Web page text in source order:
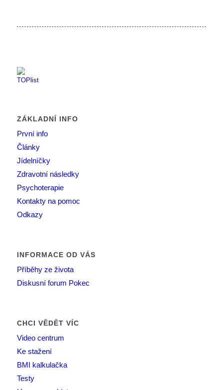
ZÁKLADNÍ INFO
První info
Články
Jídelníčky
Zdravotní následky
Psychoterapie
Kontakty na pomoc
Odkazy
INFORMACE OD VÁS
Příběhy ze života
Diskusní forum Pokec
CHCI VĚDĚT VÍC
Video centrum
Ke stažení
BMI kalkulačka
Testy